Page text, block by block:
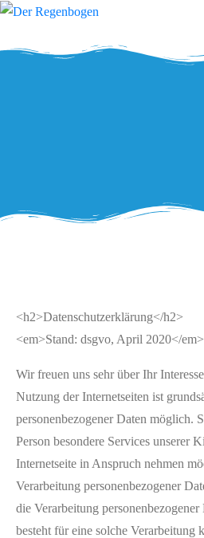
<h2>Datenschutzerklärung</h2>
<em>Stand: dsgvo, April 2020</em>
Wir freuen uns sehr über Ihr
Nutzung der Internetseiten ist
personenbezogener Daten möglich.
Person besondere Services unserer
Internetseite in Anspruch nehmen
Verarbeitung personenbezogener
die Verarbeitung
besteht für eine solche Verarbeitung